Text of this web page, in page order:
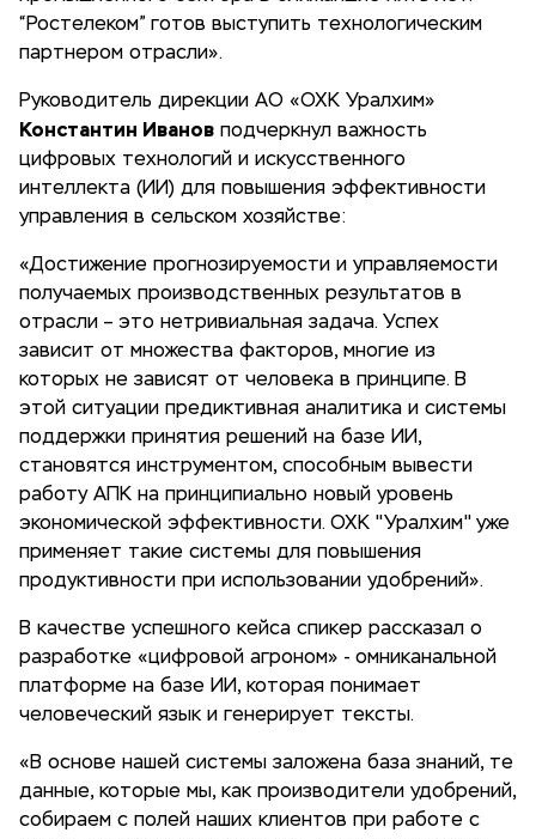
“Ростелеком” готов выступить технологическим
партнером отрасли».
Руководитель дирекции АО «ОХК Уралхим»
Константин Иванов подчеркнул важность
цифровых технологий и искусственного
интеллекта (ИИ) для повышения эффективности
управления в сельском хозяйстве:
«Достижение прогнозируемости и управляемости
получаемых производственных результатов в
отрасли – это нетривиальная задача. Успех
зависит от множества факторов, многие из
которых не зависят от человека в принципе. В
этой ситуации предиктивная аналитика и системы
поддержки принятия решений на базе ИИ,
становятся инструментом, способным вывести
работу АПК на принципиально новый уровень
экономической эффективности. ОХК "Уралхим" уже
применяет такие системы для повышения
продуктивности при использовании удобрений».
В качестве успешного кейса спикер рассказал о
разработке «цифровой агроном» - омниканальной
платформе на базе ИИ, которая понимает
человеческий язык и генерирует тексты.
«В основе нашей системы заложена база знаний, те
данные, которые мы, как производители удобрений,
собираем с полей наших клиентов при работе с